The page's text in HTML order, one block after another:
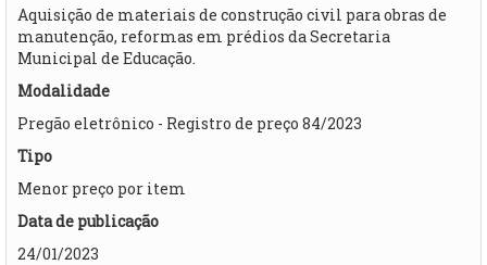
Aquisição de materiais de construção civil para obras de
manutenção, reformas em prédios da Secretaria
Municipal de Educação.
Modalidade
Pregão eletrônico - Registro de preço 84/2023
Tipo
Menor preço por item
Data de publicação
24/01/2023